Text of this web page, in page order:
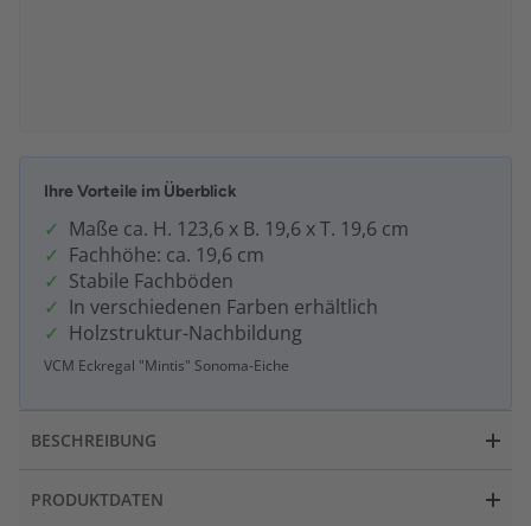
Ihre Vorteile im Überblick
Maße ca. H. 123,6 x B. 19,6 x T. 19,6 cm
Fachhöhe: ca. 19,6 cm
Stabile Fachböden
In verschiedenen Farben erhältlich
Holzstruktur-Nachbildung
VCM Eckregal "Mintis" Sonoma-Eiche
BESCHREIBUNG
PRODUKTDATEN